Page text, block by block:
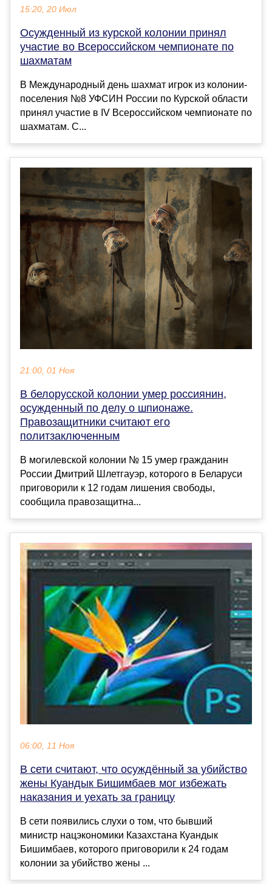
15:20, 20 Июл
Осужденный из курской колонии принял
участие во Всероссийском чемпионате по
шахматам
В Международный день шахмат игрок из колонии-
поселения №8 УФСИН России по Курской области
принял участие в IV Всероссийском чемпионате по
шахматам. С...
21:00, 01 Ноя
В белорусской колонии умер россиянин,
осужденный по делу о шпионаже.
Правозащитники считают его
политзаключенным
В могилевской колонии № 15 умер гражданин
России Дмитрий Шлетгауэр, которого в Беларуси
приговорили к 12 годам лишения свободы,
сообщила правозащитна...
06:00, 11 Ноя
В сети считают, что осуждённый за убийство
жены Куандык Бишимбаев мог избежать
наказания и уехать за границу
В сети появились слухи о том, что бывший
министр нацэкономики Казахстана Куандык
Бишимбаев, которого приговорили к 24 годам
колонии за убийство жены ...